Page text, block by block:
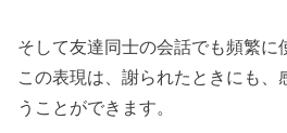
そして友達同士の会話でも頻繁に
この表現は、謝られたときにも、
うことができます。